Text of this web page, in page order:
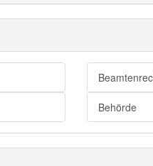
Behörde